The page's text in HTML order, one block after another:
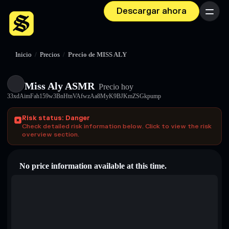
Descargar ahora Menú
Inicio / Precios / Precio de MISS ALY
Miss Aly ASMR Precio hoy
33xdAimFah159w3BnHtnVAfwzAa8MyK9BJKmZSGkpump
Risk status: Danger
Check detailed risk information below. Click to view the risk
overview section.
No price information available at this time.